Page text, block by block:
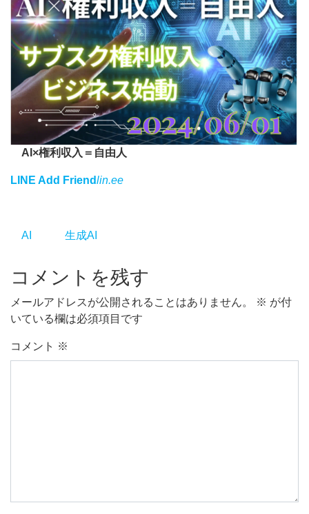
AI×権利収入＝自由人
LINE Add Friendlin.ee
AI 生成AI
コメントを残す
メールアドレスが公開されることはありません。 ※ が付
いている欄は必須項目です
コメント ※